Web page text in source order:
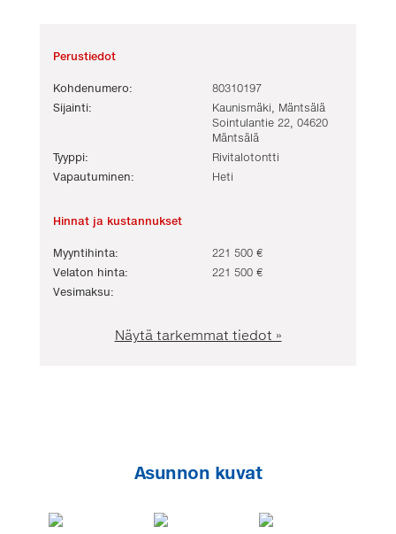
Perustiedot
Kohdenumero:
80310197
Sijainti:
Kaunismäki, Mäntsälä
Sointulantie 22, 04620
Mäntsälä
Tyyppi:
Rivitalotontti
Vapautuminen:
Heti
Hinnat ja kustannukset
Myyntihinta:
221 500 €
Velaton hinta:
221 500 €
Vesimaksu:
Kohteen kuvausNäytä tarkemmat tiedot »
Asunnon kuvat